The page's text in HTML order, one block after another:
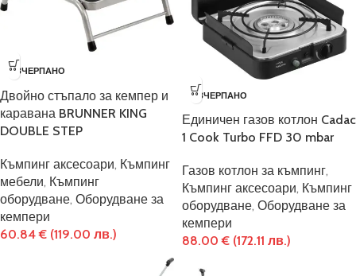
ИЗЧЕРПАНО
Двойно стъпало за кемпер и
каравана BRUNNER KING
DOUBLE STEP
Къмпинг аксесоари, Къмпинг
мебели, Къмпинг
оборудване, Оборудване за
кемпери
60.84€ (119.00 лв.)
ИЗЧЕРПАНО
Единичен газов котлон Cadac
1 Cook Turbo FFD 30 mbar
Газов котлон за къмпинг,
Къмпинг аксесоари, Къмпинг
оборудване, Оборудване за
кемпери
88.00€ (172.11 лв.)